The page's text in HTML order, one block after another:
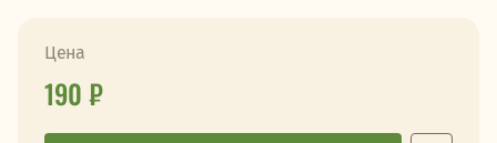
Цена
190 ₽